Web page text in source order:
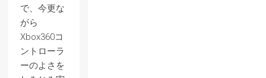
で、今更な
がら
Xbox360コ
ントローラ
ーのよさを